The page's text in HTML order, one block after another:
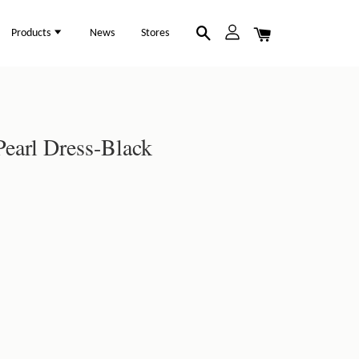
Products News Stores
Dress-Black